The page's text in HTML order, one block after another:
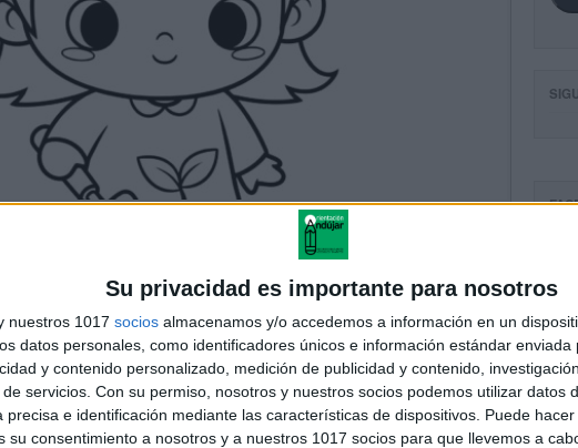
Su privacidad es importante para nosotros
nuestros 1017 socios almacenamos y/o accedemos a información en un
datos personales, como identificadores únicos e información estándar enviada
y contenido personalizado, medición de publicidad y contenido,
servicios. Con su permiso, nosotros y nuestros socios podemos utilizar datos
precisa e identificación mediante las características de dispositivos. Puede hacer
su consentimiento a nosotros y a nuestros 1017 socios para que llevemos a